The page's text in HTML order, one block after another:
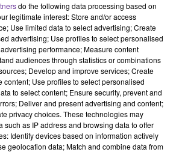
SONT LES...
accompagner, inclure
do the following data processing based on
legitimate interest: Store and/or access
Use limited data to select advertising; Create
advertising; Use profiles to select personalised
performance; Measure content
audiences through statistics or combinations
Develop and improve services; Create
content; Use profiles to select personalised
to select content; Ensure security, prevent and
Deliver and present advertising and content;
privacy choices. These technologies may
such as IP address and browsing data to offer
Identify devices based on information actively
geolocation data; Match and combine data from